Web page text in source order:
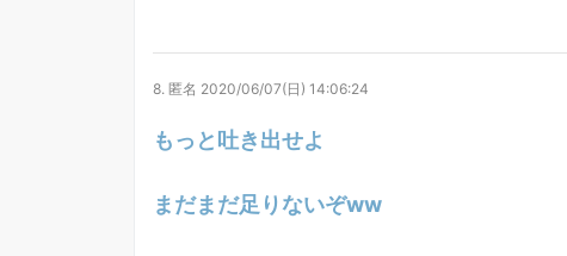
8. 匿名 2020/06/07(日) 14:06:24
もっと吐き出せよ
まだまだ足りないぞww